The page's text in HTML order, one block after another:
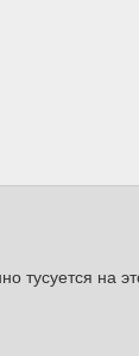
тусуется на